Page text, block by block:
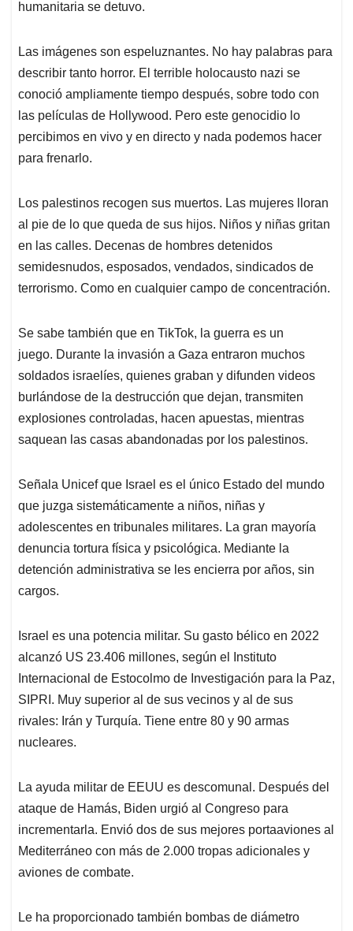
humanitaria se detuvo.
Las imágenes son espeluznantes. No hay palabras para
describir tanto horror. El terrible holocausto nazi se
conoció ampliamente tiempo después, sobre todo con
las películas de Hollywood. Pero este genocidio lo
percibimos en vivo y en directo y nada podemos hacer
para frenarlo.
Los palestinos recogen sus muertos. Las mujeres lloran
al pie de lo que queda de sus hijos. Niños y niñas gritan
en las calles. Decenas de hombres detenidos
semidesnudos, esposados, vendados, sindicados de
terrorismo. Como en cualquier campo de concentración.
Se sabe también que en TikTok, la guerra es un
juego. Durante la invasión a Gaza entraron muchos
soldados israelíes, quienes graban y difunden videos
burlándose de la destrucción que dejan, transmiten
explosiones controladas, hacen apuestas, mientras
saquean las casas abandonadas por los palestinos.
Señala Unicef que Israel es el único Estado del mundo
que juzga sistemáticamente a niños, niñas y
adolescentes en tribunales militares. La gran mayoría
denuncia tortura física y psicológica. Mediante la
detención administrativa se les encierra por años, sin
cargos.
Israel es una potencia militar. Su gasto bélico en 2022
alcanzó US 23.406 millones, según el Instituto
Internacional de Estocolmo de Investigación para la Paz,
SIPRI. Muy superior al de sus vecinos y al de sus
rivales: Irán y Turquía. Tiene entre 80 y 90 armas
nucleares.
La ayuda militar de EEUU es descomunal. Después del
ataque de Hamás, Biden urgió al Congreso para
incrementarla. Envió dos de sus mejores portaaviones al
Mediterráneo con más de 2.000 tropas adicionales y
aviones de combate.
Le ha proporcionado también bombas de diámetro